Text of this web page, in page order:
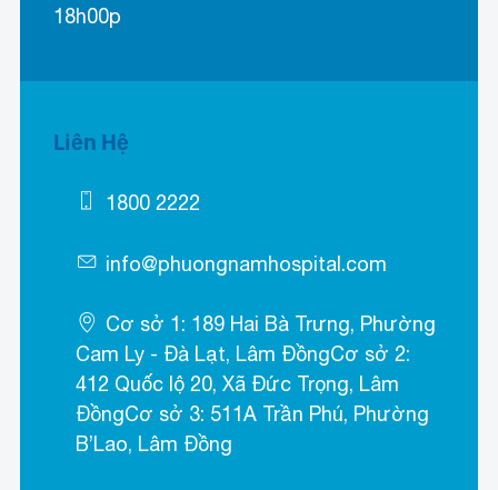
18h00p
Liên Hệ
1800 2222
info@phuongnamhospital.com
Cơ sở 1: 189 Hai Bà Trưng, Phường
Cam Ly - Đà Lạt, Lâm ĐồngCơ sở 2:
412 Quốc lộ 20, Xã Đức Trọng, Lâm
ĐồngCơ sở 3: 511A Trần Phú, Phường
B’Lao, Lâm Đồng